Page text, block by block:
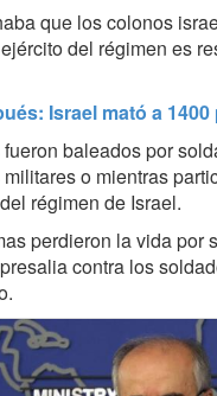
que los colonos
del régimen es
Israel mató a
baleados por
o mientras
régimen de Israel.
perdieron la vida por
contra los